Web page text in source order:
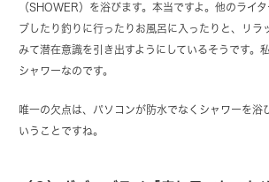
（SHOWER）を浴びます。本当ですよ。他のライ
ブしたり釣りに行ったりお風呂に入ったりと、リラ
みて潜在意識を引き出すようにしているそうです。
シャワーなのです。
唯一の欠点は、パソコンが防水でなくシャワーを浴
いうことですね。